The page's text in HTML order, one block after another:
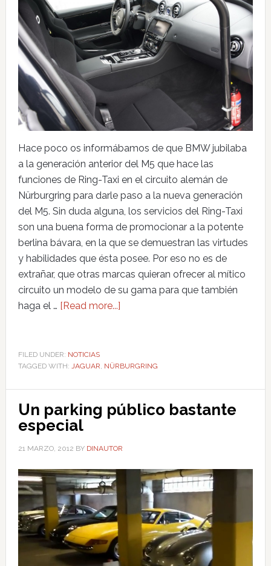
Hace poco os informábamos de que BMW jubilaba
a la generación anterior del M5 que hace las
funciones de Ring-Taxi en el circuito alemán de
Nürburgring para darle paso a la nueva generación
del M5. Sin duda alguna, los servicios del Ring-Taxi
son una buena forma de promocionar a la potente
berlina bávara, en la que se demuestran las virtudes
y habilidades que ésta posee. Por eso no es de
extrañar, que otras marcas quieran ofrecer al mítico
circuito un modelo de su gama para que también
haga el … [Read more...]
FILED UNDER: NOTICIAS
TAGGED WITH: JAGUAR, NÜRBURGRING
Un parking público bastante
especial
21 MARZO, 2012 BY DINAUTOR